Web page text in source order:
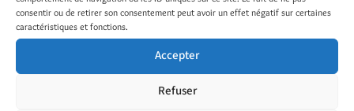
consentir ou de retirer son consentement peut avoir un effet négatif sur certaines
caractéristiques et fonctions.
Accepter
Refuser